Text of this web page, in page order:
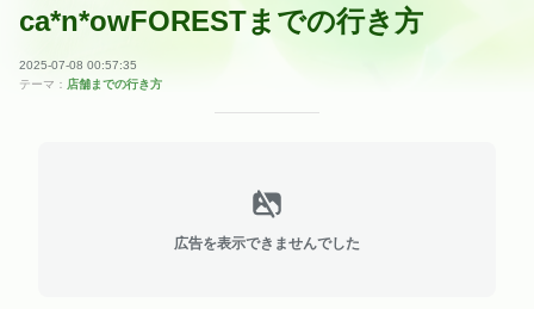
ca*n*owFORESTまでの行き方
2025-07-08 00:57:35
テーマ： 店舗までの行き方
広告を表示できませんでした